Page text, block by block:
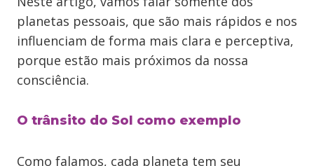
planetas pessoais, que são mais rápidos e nos
influenciam de forma mais clara e perceptiva,
porque estão mais próximos da nossa
consciência.
O trânsito do Sol como exemplo
Como falamos, cada planeta tem seu